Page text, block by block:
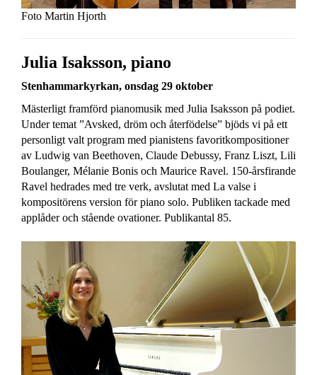
Foto Martin Hjorth
Julia Isaksson, piano
Stenhammarkyrkan, onsdag 29 oktober
Mästerligt framförd pianomusik med Julia Isaksson på podiet.
Under temat ”Avsked, dröm och återfödelse” bjöds vi på ett
personligt valt program med pianistens favoritkompositioner
av Ludwig van Beethoven, Claude Debussy, Franz Liszt, Lili
Boulanger, Mélanie Bonis och Maurice Ravel. 150-årsfirande
Ravel hedrades med tre verk, avslutat med La valse i
kompositörens version för piano solo. Publiken tackade med
applåder och stående ovationer. Publikantal 85.